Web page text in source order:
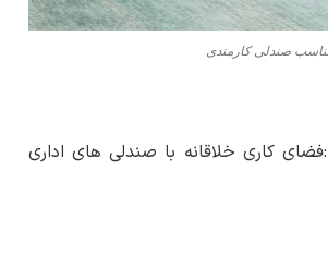
صندلی کارمندی
فضای کاری خلاقانه با صندلی های اداری